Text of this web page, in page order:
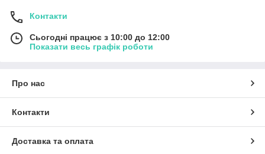
Контакти
Сьогодні працює з 10:00 до 12:00
Показати весь графік роботи
Про нас
Контакти
Доставка та оплата